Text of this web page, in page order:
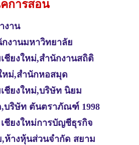
การสอน
งาน
งานมหาวิทยาลัย
ชียงใหม่,สำนักงานสถิติ
หม่,สำนักหอสมุด
ชียงใหม่,บริษัท นิยม
ริษัท ตันตราภัณฑ์ 1998
ชียงใหม่การบัญชีธุรกิจ
ห้างหุ้นส่วนจำกัด สยาม